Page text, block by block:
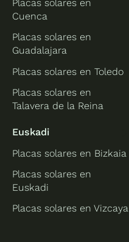
Placas solares en
Cuenca
Placas solares en
Guadalajara
Placas solares en Toledo
Placas solares en
Talavera de la Reina
Euskadi
Placas solares en Bizkaia
Placas solares en
Euskadi
Placas solares en Vizcaya